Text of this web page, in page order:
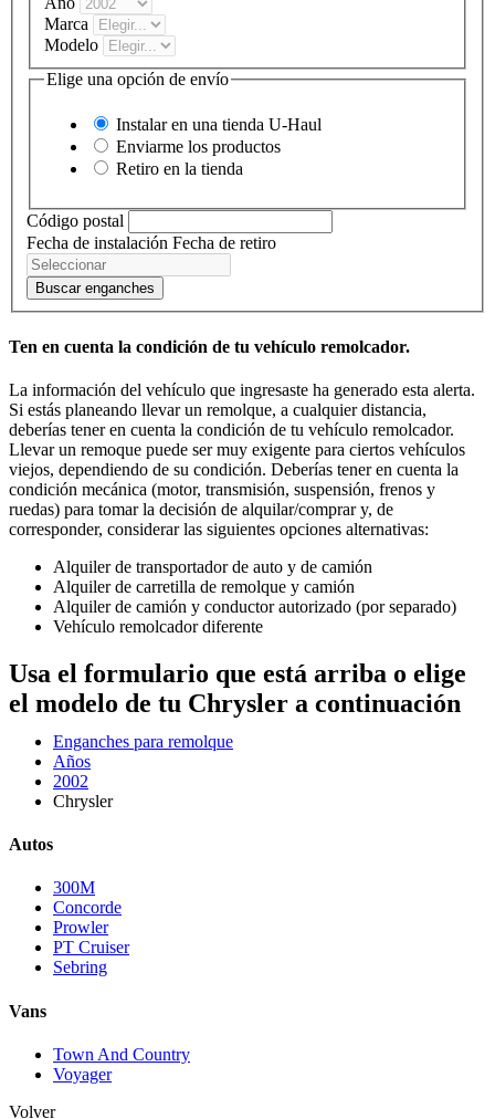
Marca
Modelo
Elige una opción de envío
Instalar en una tienda U-Haul
Enviarme los productos
Retiro en la tienda
Código postal
Fecha de instalación Fecha de retiro
Buscar enganches
Ten en cuenta la condición de tu vehículo remolcador.
La información del vehículo que ingresaste ha generado esta alerta.
Si estás planeando llevar un remolque, a cualquier distancia,
deberías tener en cuenta la condición de tu vehículo remolcador.
Llevar un remoque puede ser muy exigente para ciertos vehículos
viejos, dependiendo de su condición. Deberías tener en cuenta la
condición mecánica (motor, transmisión, suspensión, frenos y
ruedas) para tomar la decisión de alquilar/comprar y, de
corresponder, considerar las siguientes opciones alternativas:
Alquiler de transportador de auto y de camión
Alquiler de carretilla de remolque y camión
Alquiler de camión y conductor autorizado (por separado)
Vehículo remolcador diferente
Usa el formulario que está arriba o elige
el modelo de tu Chrysler a continuación
Enganches para remolque
Años
2002
Chrysler
Autos
300M
Concorde
Prowler
PT Cruiser
Sebring
Vans
Town And Country
Voyager
Volver